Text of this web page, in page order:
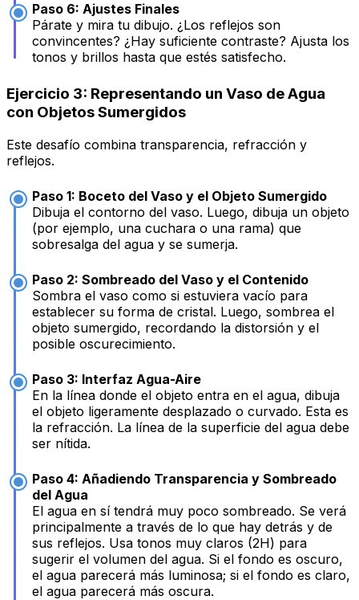
Paso 6: Ajustes Finales
Párate y mira tu dibujo. ¿Los reflejos son
convincentes? ¿Hay suficiente contraste? Ajusta los
tonos y brillos hasta que estés satisfecho.
Ejercicio 3: Representando un Vaso de Agua
con Objetos Sumergidos
Este desafío combina transparencia, refracción y
reflejos.
Paso 1: Boceto del Vaso y el Objeto Sumergido
Dibuja el contorno del vaso. Luego, dibuja un objeto
(por ejemplo, una cuchara o una rama) que
sobresalga del agua y se sumerja.
Paso 2: Sombreado del Vaso y el Contenido
Sombra el vaso como si estuviera vacío para
establecer su forma de cristal. Luego, sombrea el
objeto sumergido, recordando la distorsión y el
posible oscurecimiento.
Paso 3: Interfaz Agua-Aire
En la línea donde el objeto entra en el agua, dibuja
el objeto ligeramente desplazado o curvado. Esta es
la refracción. La línea de la superficie del agua debe
ser nítida.
Paso 4: Añadiendo Transparencia y Sombreado
del Agua
El agua en sí tendrá muy poco sombreado. Se verá
principalmente a través de lo que hay detrás y de
sus reflejos. Usa tonos muy claros (2H) para
sugerir el volumen del agua. Si el fondo es oscuro,
el agua parecerá más luminosa; si el fondo es claro,
el agua parecerá más oscura.